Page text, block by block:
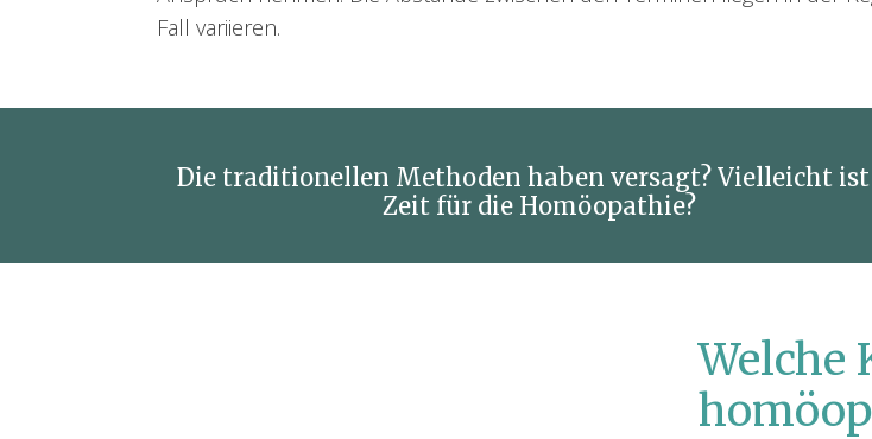
Fall variieren.
Die traditionellen Methoden haben versagt? Vielleicht ist
Zeit für die Homöopathie?
Welche